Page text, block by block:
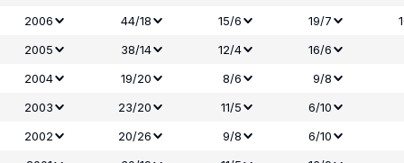
2006
44/18 15/6 19/7
2005
38/14 12/4 16/6
2004
19/20 8/6
9/8
2003
23/20 11/5 6/10
2002
20/26 9/8 6/10